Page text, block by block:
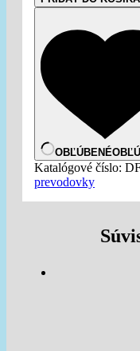
OBĽÚBENÉ
Katalógové číslo:
prevodovky